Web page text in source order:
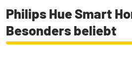
Philips Hue Smart
Besonders beliebt